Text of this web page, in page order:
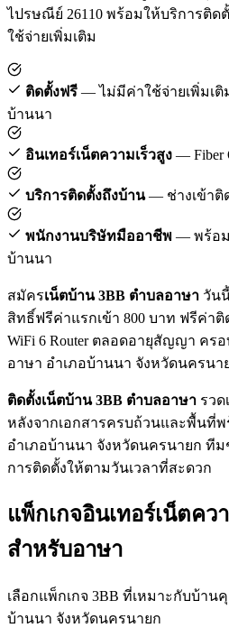
ไปรษณีย์ 26110 พร้อมให้บริการติด
ใช้จ่ายเพิ่มเติม
ติดตั้งฟรี — ไม่มีค่าใช้จ่ายเพิ่มเติ
บ้านนา
อินเทอร์เน็ตความเร็วสูง — Fiber
บริการติดตั้งถึงบ้าน— ช่างเข้าติ
พนักงานบริษัทมืออาชีพ — พร้อม
บ้านนา
สมัครเน็ตบ้าน 3BB ตำบลอาษา วัน
สิทธิ์ฟรีค่าแรกเข้า 800 บาท ฟรีค่า
WiFi 6 Router ตลอดอายุสัญญา ค
อาษา อำเภอบ้านนา จังหวัดนครนา
ติดตั้งเน็ตบ้าน 3BB ตำบลอาษา รวด
หลังจากเอกสารครบถ้วนและพื้นที่
อำเภอบ้านนา จังหวัดนครนายก ที
การติดตั้งให้ตามวันเวลาที่สะดวก
แพ็กเกจอินเทอร์เน็ตคว
สำหรับอาษา
เลือกแพ็กเกจ 3BB ที่เหมาะกับบ้า
บ้านนา จังหวัดนครนายก